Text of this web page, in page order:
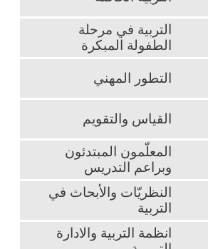
التربية في مرحلة
الطفولة المبكرة
التطور المهني
القياس والتقويم
المعلّمون المبتدئون
وبراعم التدريس
النظريّات والأبحاث في
التربية
انظمة التربية والادارة